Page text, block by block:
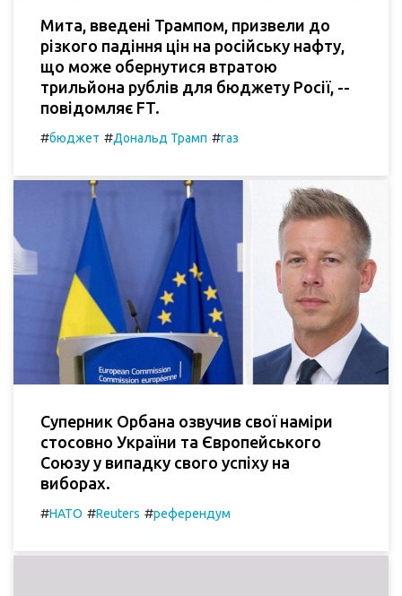
Мита, введені Трампом, призвели до
різкого падіння цін на російську нафту,
що може обернутися втратою
трильйона рублів для бюджету Росії, --
повідомляє FT.
#бюджет #Дональд Трамп #газ
Суперник Орбана озвучив свої наміри
стосовно України та Європейського
Союзу у випадку свого успіху на
виборах.
#НАТО #Reuters #референдум